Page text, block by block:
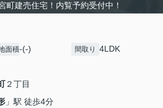
町建売住宅！内覧予約受付中！
面積-(-) 間取り 4LDK
２丁目
」駅 徒歩4分